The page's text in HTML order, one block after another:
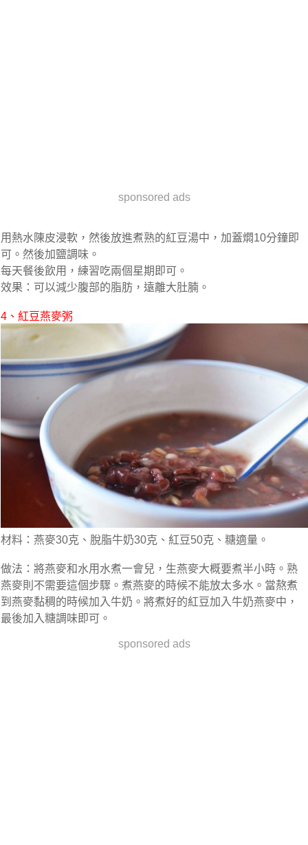
sponsored ads
用熱水陳皮浸軟，然後放進煮熟的紅豆湯中，加蓋燜10分鐘即
可。然後加鹽調味。
每天餐後飲用，練習吃兩個星期即可。
效果：可以減少腹部的脂肪，遠離大肚腩。
4、紅豆燕麥粥
材料：燕麥30克、脫脂牛奶30克、紅豆50克、糖適量。
做法：將燕麥和水用水煮一會兒，生燕麥大概要煮半小時。熟
燕麥則不需要這個步驟。煮燕麥的時候不能放太多水。當熬煮
到燕麥黏稠的時候加入牛奶。將煮好的紅豆加入牛奶燕麥中，
最後加入糖調味即可。
sponsored ads